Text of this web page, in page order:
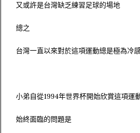
又或許是台灣缺乏練習足球的場地
總之
台灣一直以來對於這項運動總是極為冷
小弟自從1994年世界杯開始欣賞這項運
始終面臨的問題是